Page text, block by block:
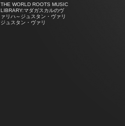
THE WORLD ROOTS MUSIC
LIBRARY:マダガスカルのヴ
ァリハ～ジュスタン・ヴァリ
ジュスタン・ヴァリ